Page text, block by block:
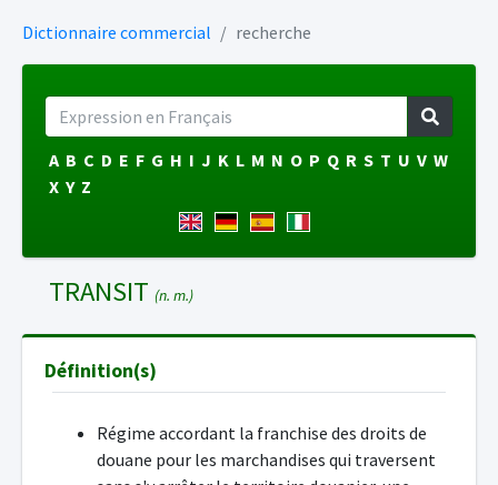
Dictionnaire commercial recherche
A B C D E F G H I J K L M N O P Q R S T U V W
X Y Z
TRANSIT (n. m.)
Définition(s)
Régime accordant la franchise des droits de
douane pour les marchandises qui traversent